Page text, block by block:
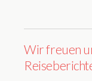
Wir freuen